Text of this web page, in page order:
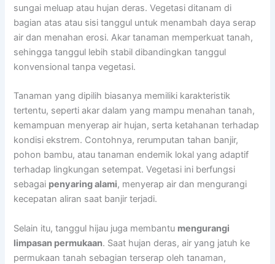
sungai meluap atau hujan deras. Vegetasi ditanam di
bagian atas atau sisi tanggul untuk menambah daya serap
air dan menahan erosi. Akar tanaman memperkuat tanah,
sehingga tanggul lebih stabil dibandingkan tanggul
konvensional tanpa vegetasi.
Tanaman yang dipilih biasanya memiliki karakteristik
tertentu, seperti akar dalam yang mampu menahan tanah,
kemampuan menyerap air hujan, serta ketahanan terhadap
kondisi ekstrem. Contohnya, rerumputan tahan banjir,
pohon bambu, atau tanaman endemik lokal yang adaptif
terhadap lingkungan setempat. Vegetasi ini berfungsi
sebagai penyaring alami, menyerap air dan mengurangi
kecepatan aliran saat banjir terjadi.
Selain itu, tanggul hijau juga membantu mengurangi
limpasan permukaan. Saat hujan deras, air yang jatuh ke
permukaan tanah sebagian terserap oleh tanaman,